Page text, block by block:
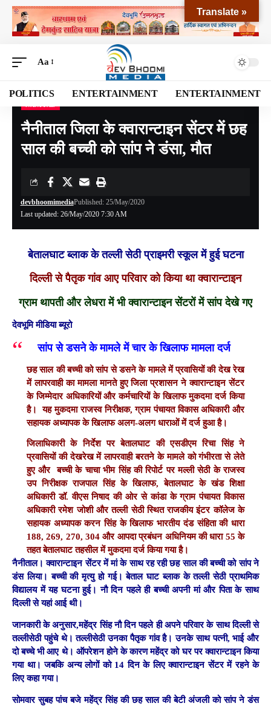
Aa
POLITICS ENTERTAINMENT ENTERTAINMENT
Devbhoomi Media>Blog> NATIONAL>UTTARAKHAND>NANITAL>नैनीताल
नैनीताल जिला के क्वारान्टाइन सेंटर में छह
साल की बच्ची को सांप ने डंसा, मौत
Last updated: 26/May/2020 7:30 AM
devbhoomimediaPublished: 25/May/2020
बेतालघाट ब्लाक के तल्ली सेठी प्राइमरी स्कूल में हुई घटना
दिल्ली से पैतृक गांव आए परिवार को किया था क्वारान्टाइन
ग्राम थापती और लेधरा में भी क्वारान्टाइन सेंटरों में सांप देखे गए
देवभूमि मीडिया ब्यूरो
सांप से डसने के मामले में चार के खिलाफ मामला दर्ज
छह साल की बच्ची को सांप से डसने के मामले में प्रवासियों की देख रेख
में लापरवाही का मामला मानते हुए जिला प्रशासन ने क्वारान्टाइन सेंटर
के जिम्मेदार अधिकारियों और कर्मचारियों के खिलाफ मुकदमा दर्ज किया
है। यह मुकदमा राजस्व निरीक्षक, ग्राम पंचायत विकास अधिकारी और
सहायक अध्यापक के खिलाफ अलग-अलग धाराओं में दर्ज हुआ है।
जिलाधिकारी के निर्देश पर बेतालघाट की एसडीएम रिचा सिंह ने
प्रवासियों की देखरेख में लापरवाही बरतने के मामले को गंभीरता से लेते
हुए और बच्ची के चाचा भीम सिंह की रिपोर्ट पर मल्ली सेठी के राजस्व
उप निरीक्षक राजपाल सिंह के खिलाफ, बेतालघाट के खंड शिक्षा
अधिकारी डॉ. वीएस निषाद की ओर से कांडा के ग्राम पंचायत विकास
अधिकारी रमेश जोशी और तल्ली सेठी स्थित राजकीय इंटर कॉलेज के
सहायक अध्यापक करन सिंह के खिलाफ भारतीय दंड संहिता की धारा
188, 269, 270, 304 और आपदा प्रबंधन अधिनियम की धारा 55 के
तहत बेतालघाट तहसील में मुकदमा दर्ज किया गया है।
नैनीताल। क्वारान्टाइन सेंटर में मां के साथ रह रही छह साल की बच्ची को सांप ने
डंस लिया। बच्ची की मृत्यु हो गई।बेताल घाट ब्लाक के तल्ली सेठी प्राथमिक
विद्यालय में यह घटना हुई। नौ दिन पहले ही बच्ची अपनी मां और पिता के साथ
दिल्ली से यहां आई थी।
जानकारी के अनुसार,महेंद्र सिंह नौ दिन पहले ही अपने परिवार के साथ दिल्ली से
तल्लीसेठी पहुंचे थे। तल्लीसेठी उनका पैतृक गांव है। उनके साथ पत्नी, भाई और
दो बच्चे भी आए थे। ऑपरेशन होने के कारण महेंद्र को घर पर क्वारान्टाइन किया
गया था। जबकि अन्य लोगों को 14 दिन के लिए क्वारान्टाइन सेंटर में रहने के
लिए कहा गया।
सोमवार सुबह पांच बजे महेंद्र सिंह की छह साल की बेटी अंजली को सांप ने डंस
Translate »